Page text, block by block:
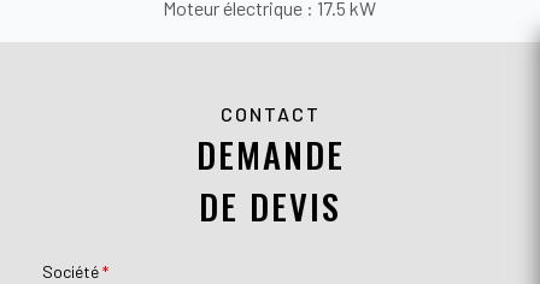
Moteur électrique : 17.5 kW
CONTACT
DEMANDE
DE DEVIS
Société*